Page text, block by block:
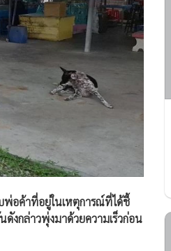
พ่อค้าที่อยู่ในเหตุการณ์ที่ได้ชี้
งกล่าวพุ่งมาด้วยความเร็วก่อน